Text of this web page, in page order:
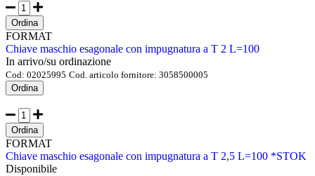
Ordina
FORMAT
Chiave maschio esagonale con impugnatura a T 2 L=100
In arrivo/su ordinazione
Cod: 02025995 Cod. articolo fornitore: 3058500005
Ordina
Ordina
FORMAT
Chiave maschio esagonale con impugnatura a T 2,5 L=100 *STOK
Disponibile